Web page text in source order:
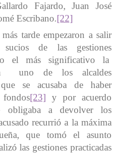
Fajardo, Juan José
Escribano.[22]
más tarde empezaron a salir
sucios de las gestiones
el más significativo la
uno de los alcaldes
se acusaba de haber
fondos[23]
y por acuerdo
obligaba a devolver los
recurrió a la máxima
que tomó el asunto
las gestiones practicadas